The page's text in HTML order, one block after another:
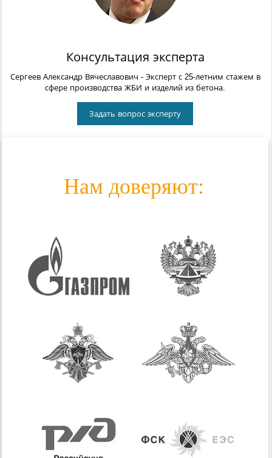
Консультация эксперта
Сергеев Александр Вячеславович - Эксперт с 25-летним стажем в
сфере производства ЖБИ и изделий из бетона.
Задать вопрос эксперту
Нам доверяют: